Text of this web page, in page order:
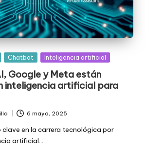
Chatbot Inteligencia artificial
Google y Meta están
inteligencia artificial para
6 mayo, 2025
clave en la carrera tecnológica por
artificial.…